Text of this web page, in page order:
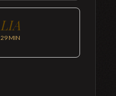
29 MIN